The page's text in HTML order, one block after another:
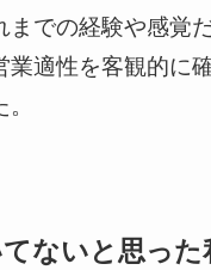
までの経験や感覚
業適性を客観的に
ないと思った